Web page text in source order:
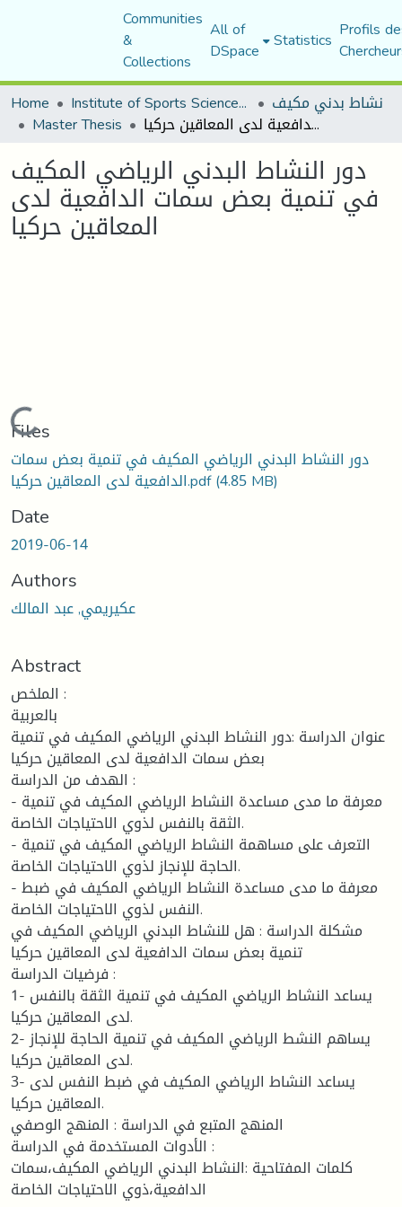
Communities
&
Collections
All of
DSpace Statistics Profils
Home
Institute of Sports Sciences and Techniques نشاط بدني مكيف
Master Thesis دور النشاط البدني الرياضي المكيف في تنمية بعض سمات الدافعية لدى المعاقين حركيا
دور النشاط البدني الرياضي المكيف
في تنمية بعض سمات الدافعية لدى
المعاقين حركيا
Loading...
Files
دور النشاط البدني الرياضي المكيف في تنمية بعض سمات
الدافعية لدى المعاقين حركيا.pdf(4.85 MB)
Date
2019-06-14
Authors
عكيريمي, عبد المالك
Abstract
الملخص :
بالعربية
عنوان الدراسة :دور النشاط البدني الرياضي المكيف في تنمية
بعض سمات الدافعية لدى المعاقين حركيا
الهدف من الدراسة :
- معرفة ما مدى مساعدة النشاط الرياضي المكيف في تنمية
الثقة بالنفس لذوي الاحتياجات الخاصة.
- التعرف على مساهمة النشاط الرياضي المكيف في تنمية
الحاجة للإنجاز لذوي الاحتياجات الخاصة.
- معرفة ما مدى مساعدة النشاط الرياضي المكيف في ضبط
النفس لذوي الاحتياجات الخاصة.
مشكلة الدراسة : هل للنشاط البدني الرياضي المكيف في
تنمية بعض سمات الدافعية لدى المعاقين حركيا
فرضيات الدراسة :
1- يساعد النشاط الرياضي المكيف في تنمية الثقة بالنفس
لدى المعاقين حركيا.
2- يساهم النشط الرياضي المكيف في تنمية الحاجة للإنجاز
لدى المعاقين حركيا.
3- يساعد النشاط الرياضي المكيف في ضبط النفس لدى
المعاقين حركيا.
المنهج المتبع في الدراسة : المنهج الوصفي
الأدوات المستخدمة في الدراسة :
كلمات المفتاحية :النشاط البدني الرياضي المكيف،سمات
الدافعية،ذوي الاحتياجات الخاصة